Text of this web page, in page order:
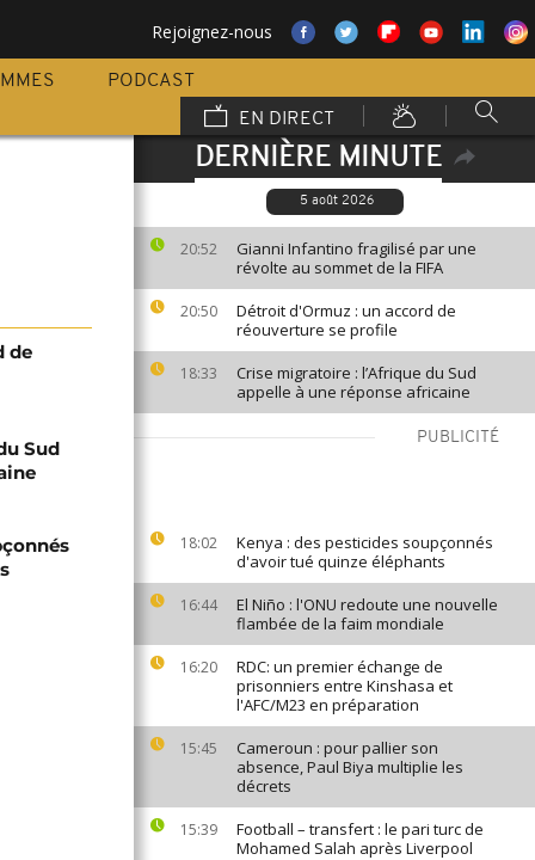
Rejoignez-nous
PODCAST
EN DIRECT
DERNIÈRE MINUTE
5 août 2026
20:52
Gianni Infantino fragilisé par une
révolte au sommet de la FIFA
20:50
Détroit d'Ormuz : un accord de
réouverture se profile
18:33
Crise migratoire : l’Afrique du Sud
appelle à une réponse africaine
PUBLICITÉ
18:02
Kenya : des pesticides soupçonnés
d'avoir tué quinze éléphants
16:44
El Niño : l'ONU redoute une nouvelle
flambée de la faim mondiale
16:20
RDC: un premier échange de
prisonniers entre Kinshasa et
l'AFC/M23 en préparation
15:45
Cameroun : pour pallier son
absence, Paul Biya multiplie les
décrets
15:39
Football – transfert : le pari turc de
Mohamed Salah après Liverpool
de
Sud